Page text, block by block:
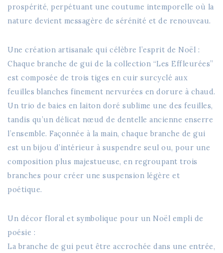
prospérité, perpétuant une coutume intemporelle où la
nature devient messagère de sérénité et de renouveau.
Une création artisanale qui célèbre l’esprit de Noël :
Chaque branche de gui de la collection “Les Effleurées”
est composée de trois tiges en cuir surcyclé aux
feuilles blanches finement nervurées en dorure à chaud.
Un trio de baies en laiton doré sublime une des feuilles,
tandis qu’un délicat nœud de dentelle ancienne enserre
l’ensemble. Façonnée à la main, chaque branche de gui
est un bijou d’intérieur à suspendre seul ou, pour une
composition plus majestueuse, en regroupant trois
branches pour créer une suspension légère et
poétique.
Un décor floral et symbolique pour un Noël empli de
poésie :
La branche de gui peut être accrochée dans une entrée,